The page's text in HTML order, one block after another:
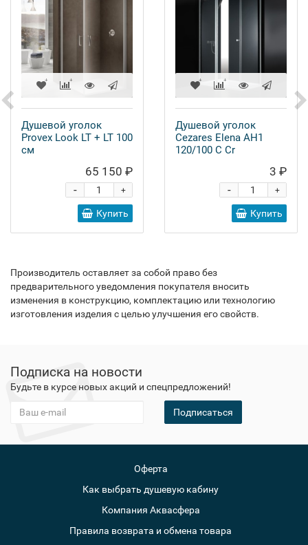
Душевой уголок
Provex Look LT + LT 100
см
65 150 ₽
+
-
Купить
Душевой уголок
Cezares Elena AH1
120/100 C Cr
3 ₽
+
-
Купить
Производитель оставляет за собой право без
предварительного уведомления покупателя вносить
изменения в конструкцию, комплектацию или технологию
изготовления изделия с целью улучшения его свойств.
Подписка на новости
Будьте в курсе новых акций и спецпредложений!
Подписаться
Оферта
Как выбрать душевую кабину
Компания Аквасфера
Правила возврата и обмена товара